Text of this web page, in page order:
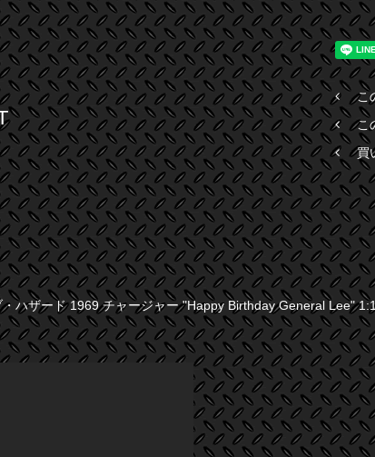
こ
こ
買
ハザード 1969 チャージャー "Happy Birthday General Lee"